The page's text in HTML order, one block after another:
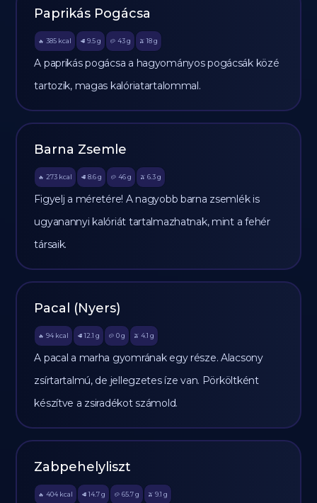
Paprikás Pogácsa
🔥 385 kcal 🥩 9.5 g 🥔 43g 🫒 18 g
A paprikás pogácsa a hagyományos pogácsák közé
tartozik, magas kalóriatartalommal.
Barna Zsemle
🔥 273 kcal 🥩 8.6 g 🥔 46g 🫒 6.3 g
Figyelj a méretére! A nagyobb barna zsemlék is
ugyanannyi kalóriát tartalmazhatnak, mint a fehér
társaik.
Pacal (Nyers)
🔥 94 kcal 🥩 12.1 g 🥔 0g 🫒 4.1 g
A pacal a marha gyomrának egy része. Alacsony
zsírtartalmú, de jellegzetes íze van. Pörköltként
készítve a zsiradékot számold.
Zabpehelyliszt
🔥 404 kcal 🥩 14.7 g 🥔 65.7g 🫒 9.1 g